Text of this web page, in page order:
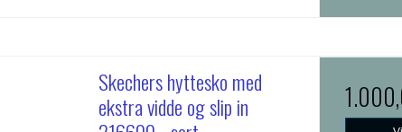
Skechers hyttesko med
ekstra vidde og slip in